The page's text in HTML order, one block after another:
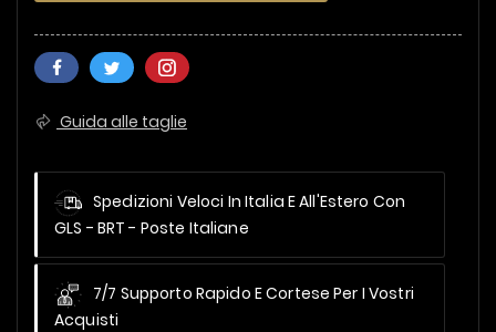
Guida alle taglie
Spedizioni Veloci In Italia E All'Estero Con
GLS - BRT - Poste Italiane
7/7 Supporto Rapido E Cortese Per I Vostri
Acquisti